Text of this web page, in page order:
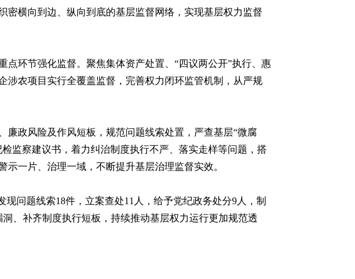
横向到边、纵向到底的基层监督网络，实现基层权力监督
环节强化监督。聚焦集体资产处置、“四议两公开”执行、惠
涉农项目实行全覆盖监督，完善权力闭环监管机制，从严规
政风险及作风短板，规范问题线索处置，严查基层“微腐
监察建议书，着力纠治制度执行不严、落实走样等问题，搭
一片、治理一域，不断提升基层治理监督实效。
问题线索18件，立案查处11人，给予党纪政务处分9人，制
、补齐制度执行短板，持续推动基层权力运行更加规范透